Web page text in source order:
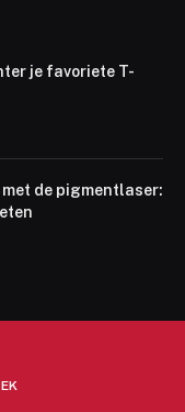
je favoriete T-
de pigmentlaser: